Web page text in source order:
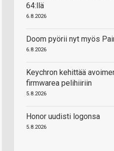
64:llä
6.8.2026
Doom pyörii nyt myös
6.8.2026
Keychron kehittää
firmwarea pelihiiriin
5.8.2026
Honor uudisti logonsa
5.8.2026